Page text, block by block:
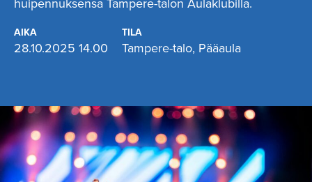
AIKA
28.10.2025 14.00
TILA
Tampere-talo, Pääaula